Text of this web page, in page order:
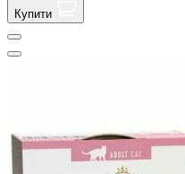
Купити